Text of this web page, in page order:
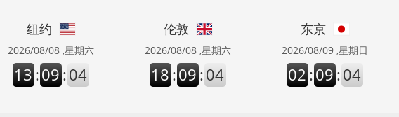
纽约
2026/08/08 ,星期六
13:09:04
伦敦
2026/08/08 ,星期六
18:09:04
东京
2026/08/09 ,星期日
02:09:04